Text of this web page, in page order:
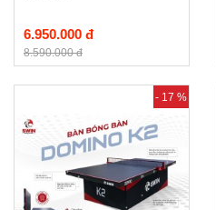
6.950.000 đ
8.590.000 đ
- 17 %